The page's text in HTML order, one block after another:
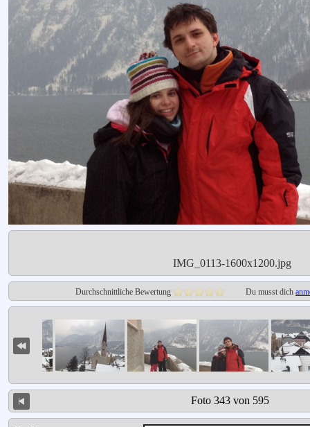
IMG_0113-1600x1200.jpg
Durchschnittliche Bewertung Du musst dich
Foto 343 von 595